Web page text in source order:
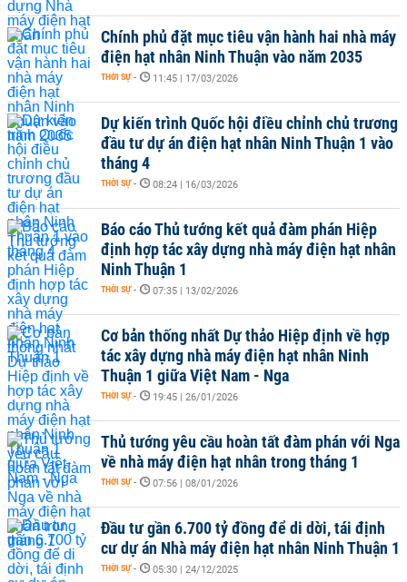
Chính phủ đặt mục tiêu vận hành hai nhà máy
điện hạt nhân Ninh Thuận vào năm 2035
THỜI SỰ - 11:45 | 17/03/2026
Dự kiến trình Quốc hội điều chỉnh chủ trương
đầu tư dự án điện hạt nhân Ninh Thuận 1 vào
tháng 4
THỜI SỰ - 08:24 | 16/03/2026
Báo cáo Thủ tướng kết quả đàm phán Hiệp
định hợp tác xây dựng nhà máy điện hạt nhân
Ninh Thuận 1
THỜI SỰ - 07:35 | 13/02/2026
Cơ bản thống nhất Dự thảo Hiệp định về hợp
tác xây dựng nhà máy điện hạt nhân Ninh
Thuận 1 giữa Việt Nam - Nga
THỜI SỰ - 19:45 | 26/01/2026
Thủ tướng yêu cầu hoàn tất đàm phán với Nga
về nhà máy điện hạt nhân trong tháng 1
THỜI SỰ - 07:56 | 08/01/2026
Đầu tư gần 6.700 tỷ đồng để di dời, tái định
cư dự án Nhà máy điện hạt nhân Ninh Thuận 1
THỜI SỰ - 05:30 | 24/12/2025